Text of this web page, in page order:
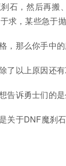
石，然后再搬
求，某些急于
，那么你手中
了以上原因还
告诉勇士们的
关于DNF魔刹